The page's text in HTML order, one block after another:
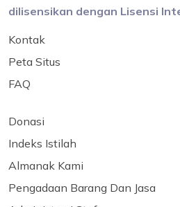
dilisensikan dengan Lisensi
Kontak
Peta Situs
FAQ
Donasi
Indeks Istilah
Almanak Kami
Pengadaan Barang Dan Jasa